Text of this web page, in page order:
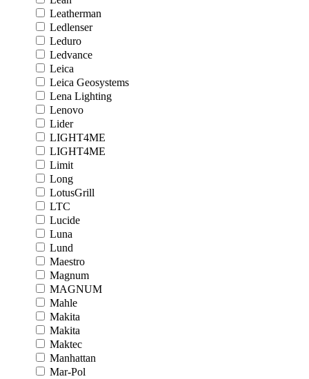
Leatherman
Ledlenser
Leduro
Ledvance
Leica
Leica Geosystems
Lena Lighting
Lenovo
Lider
LIGHT4ME
LIGHT4ME
Limit
Long
LotusGrill
LTC
Lucide
Luna
Lund
Maestro
Magnum
MAGNUM
Mahle
Makita
Makita
Maktec
Manhattan
Mar-Pol